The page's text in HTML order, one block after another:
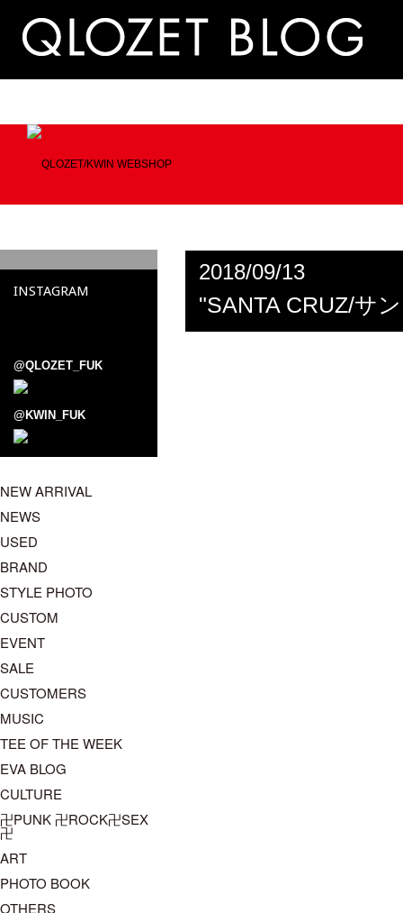
2018/09/13
"SANTA CRUZ/サ
INSTAGRAM
@QLOZET_FUK
@KWIN_FUK
NEW ARRIVAL
NEWS
USED
BRAND
STYLE PHOTO
CUSTOM
EVENT
SALE
CUSTOMERS
MUSIC
TEE OF THE WEEK
EVA BLOG
CULTURE
卍PUNK 卍ROCK卍SEX
卍
ART
PHOTO BOOK
OTHERS